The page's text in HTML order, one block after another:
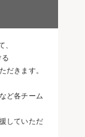
、
だきます。
ど各チーム
していただ